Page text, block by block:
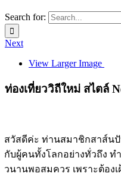
Search for:
Next
View Larger Image
ท่องเที่ยววิถีใหม่ สไตล์
สวัสดีค่ะ ท่านสมาชิกสาส์น
กับผู้คนทั้งโลกอย่างทั่วถึง ท
วนานพอสมควร เพราะต้อง